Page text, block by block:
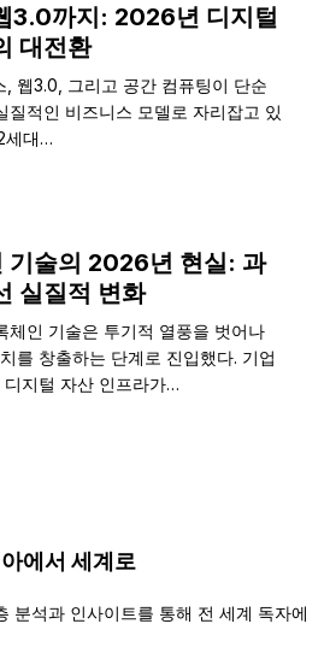
3.0까지: 2026년 디지털
대전환
웹3.0, 그리고 공간 컴퓨팅이 단순
질적인 비즈니스 모델로 자리잡고 있
세대…
기술의 2026년 현실: 과
실질적 변화
체인 기술은 투기적 열풍을 벗어나
를 창출하는 단계로 진입했다. 기업
지털 자산 인프라가…
에서 세계로
분석과 인사이트를 통해 전 세계 독자에